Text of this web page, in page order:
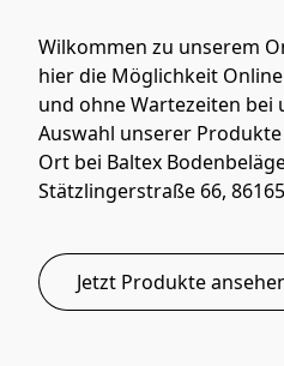
Wilkommen zu unserem
hier die Möglichkeit
und ohne Wartezeiten bei
Auswahl unserer
Ort bei Baltex
Stätzlingerstraße 66,
Jetzt Produkte